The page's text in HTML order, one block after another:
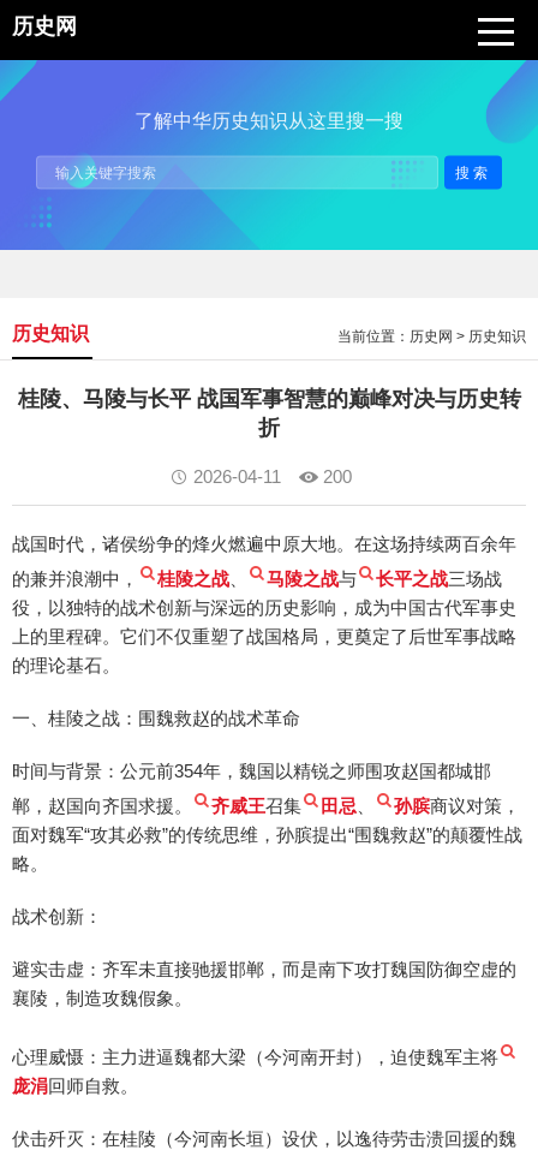
历史网
了解中华历史知识从这里搜一搜
搜索
当前位置： 历史网 > 历史知识
历史知识
桂陵、马陵与长平 战国军事智慧的巅峰对决与历史转
折
2026-04-11 200
战国时代，诸侯纷争的烽火燃遍中原大地。在这场持续两百余年
的兼并浪潮中，
桂陵之战 马陵之战与 长平之战三场战
役，以独特的战术创新与深远的历史影响，成为中国古代军事史
上的里程碑。它们不仅重塑了战国格局，更奠定了后世军事战略
的理论基石。
一、桂陵之战：围魏救赵的战术革命
时间与背景：公元前354年，魏国以精锐之师围攻赵国都城邯
郸，赵国向齐国求援。
齐威王召集 田忌 孙膑商议对策，
面对魏军“攻其必救”的传统思维，孙膑提出“围魏救赵”的颠覆性战
略。
战术创新：
避实击虚：齐军未直接驰援邯郸，而是南下攻打魏国防御空虚的
襄陵，制造攻魏假象。
心理威慑：主力进逼魏都大梁（今河南开封），迫使魏军主将
庞涓回师自救。
伏击歼灭：在桂陵（今河南长垣）设伏，以逸待劳击溃回援的魏